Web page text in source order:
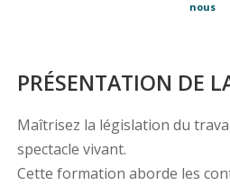
nous
PRÉSENTATION DE
Maîtrisez la législation du
spectacle vivant.
Cette formation aborde les